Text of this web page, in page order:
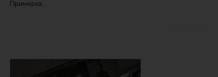
Все разделы
Обзоры
Примерка…